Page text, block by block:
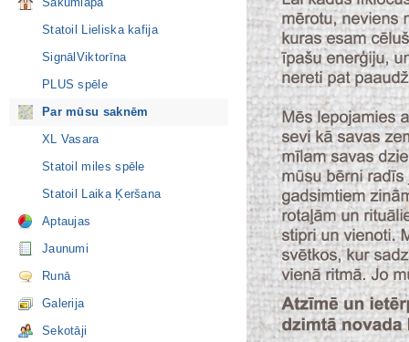
Statoil Lieliska kafija
SignālViktorīna
PLUS spēle
Par mūsu saknēm
XL Vasara
Statoil miles spēle
Statoil Laika Ķeršana
Aptaujas
Jaunumi
Runā
Galerija
Sekotāji